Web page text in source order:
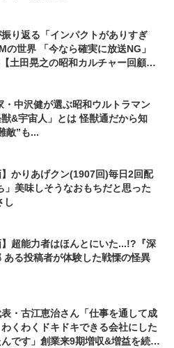
り返る「インパクトがありすぎ
の世界 「今なら確実に放送NG」
土田晃之の昭和カルチャー回顧
・中沢健が選ぶ昭和ウルトラマン
獣&宇宙人」とは 怪獣通だから知
敵”も...
】かりあげクン(1907回)毎日2回配
」美味しそうなおもちだと思った
し
】超能力者はほんとにいた...!?『深
ある投稿者が体験した戦慄の怪異
・古江恵治さん「仕事を通して成
くわくドキドキできる会社にした
です」創業来9期増収&増益を続け